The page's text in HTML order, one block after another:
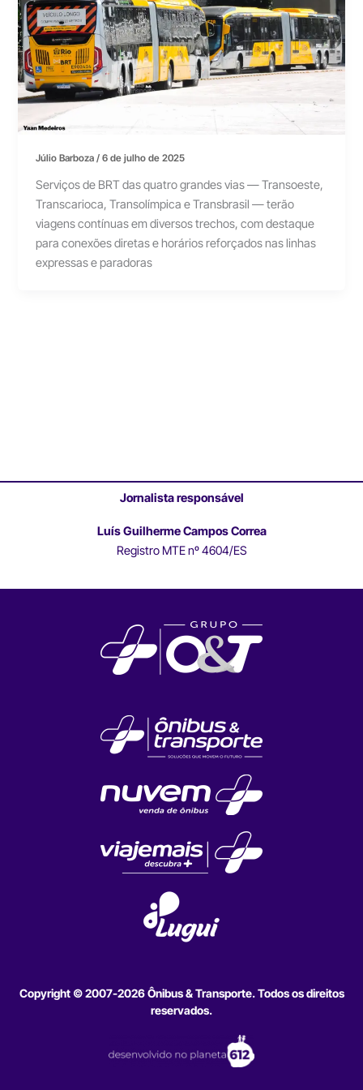
Júlio Barboza/6 de julho de 2025
Serviços de BRT das quatro grandes vias — Transoeste,
Transcarioca, Transolímpica e Transbrasil — terão
viagens contínuas em diversos trechos, com destaque
para conexões diretas e horários reforçados nas linhas
expressas e paradoras
Jornalista responsável
Luís Guilherme Campos Correa
Registro MTE nº 4604/ES
Copyright © 2007-2026 Ônibus & Transporte. Todos os direitos
reservados.